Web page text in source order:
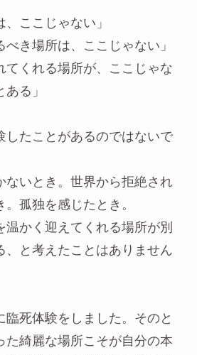
ここじゃない」
き場所は、ここじゃない」
くれる場所が、ここじゃな
る」
したことがあるのではないで
ないとき。世界から拒絶され
孤独を感じたとき。
温かく迎えてくれる場所が別
、と考えたことはありません
臨死体験をしました。そのと
た綺麗な場所こそが自分の本